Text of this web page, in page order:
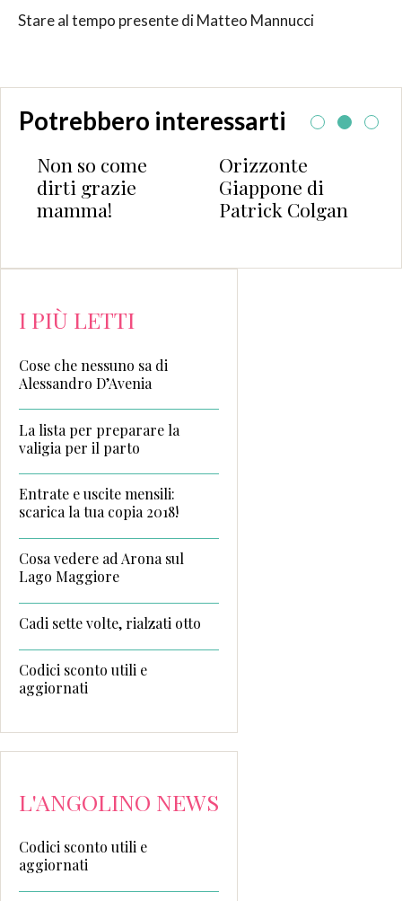
Stare al tempo presente di Matteo Mannucci
Potrebbero interessarti
come
Orizzonte
Giappone di
Patrick Colgan
viaggio.
leggenda.
I PIÙ LETTI
Cose che nessuno sa di
Alessandro D’Avenia
La lista per preparare la
valigia per il parto
Entrate e uscite mensili:
scarica la tua copia 2018!
Cosa vedere ad Arona sul
Lago Maggiore
Cadi sette volte, rialzati otto
Codici sconto utili e
aggiornati
L'ANGOLINO NEWS
Codici sconto utili e
aggiornati